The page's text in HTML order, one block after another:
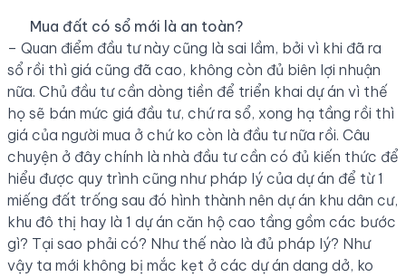
Mua đất có sổ mới là an toàn?
– Quan điểm đầu tư này cũng là sai lầm, bởi vì khi đã ra
sổ rồi thì giá cũng đã cao, không còn đủ biên lợi nhuận
nữa. Chủ đầu tư cần dòng tiền để triển khai dự án vì thế
họ sẽ bán mức giá đầu tư, chứ ra sổ, xong hạ tầng rồi thì
giá của người mua ở chứ ko còn là đầu tư nữa rồi. Câu
chuyện ở đây chính là nhà đầu tư cần có đủ kiến thức để
hiểu được quy trình cũng như pháp lý của dự án để từ 1
miếng đất trống sau đó hình thành nên dự án khu dân cư,
khu đô thị hay là 1 dự án căn hộ cao tầng gồm các bước
gì? Tại sao phải có? Như thế nào là đủ pháp lý? Như
vậy ta mới không bị mắc kẹt ở các dự án dang dở, ko